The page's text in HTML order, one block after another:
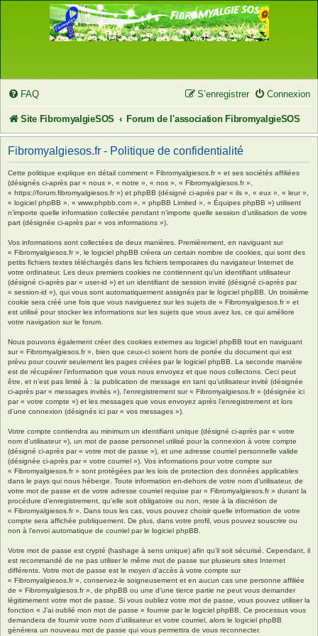
FAQ Connexion
S’enregistrer
Site FibromyalgieSOS Forum de l'association FibromyalgieSOS
Fibromyalgiesos.fr - Politique de confidentialité
Cette politique explique en détail comment « Fibromyalgiesos.fr » et ses sociétés affiliées
(désignés ci-après par « nous », « notre », « nos », « Fibromyalgiesos.fr »,
« https://forum.fibromyalgiesos.fr ») et phpBB (désigné ci-après par « ils », « eux », « leur »,
« logiciel phpBB », « www.phpbb.com », « phpBB Limited », « Équipes phpBB ») utilisent
n’importe quelle information collectée pendant n’importe quelle session d’utilisation de votre
part (désignée ci-après par « vos informations »).
Vos informations sont collectées de deux manières. Premièrement, en naviguant sur
« Fibromyalgiesos.fr », le logiciel phpBB créera un certain nombre de cookies, qui sont des
petits fichiers textes téléchargés dans les fichiers temporaires du navigateur Internet de
votre ordinateur. Les deux premiers cookies ne contiennent qu’un identifiant utilisateur
(désigné ci-après par « user-id ») et un identifiant de session invité (désigné ci-après par
« session-id »), qui vous sont automatiquement assignés par le logiciel phpBB. Un troisième
cookie sera créé une fois que vous naviguerez sur les sujets de « Fibromyalgiesos.fr » et
est utilisé pour stocker les informations sur les sujets que vous avez lus, ce qui améliore
votre navigation sur le forum.
Nous pouvons également créer des cookies externes au logiciel phpBB tout en naviguant
sur « Fibromyalgiesos.fr », bien que ceux-ci soient hors de portée du document qui est
prévu pour couvrir seulement les pages créées par le logiciel phpBB. La seconde manière
est de récupérer l’information que vous nous envoyez et que nous collectons. Ceci peut
être, et n’est pas limité à : la publication de message en tant qu’utilisateur invité (désignée
ci-après par « messages invités »), l’enregistrement sur « Fibromyalgiesos.fr » (désignée ici
par « votre compte ») et les messages que vous envoyez après l’enregistrement et lors
d’une connexion (désignés ici par « vos messages »).
Votre compte contiendra au minimum un identifiant unique (désigné ci-après par « votre
nom d’utilisateur »), un mot de passe personnel utilisé pour la connexion à votre compte
(désigné ci-après par « votre mot de passe »), et une adresse courriel personnelle valide
(désignée ci-après par « votre courriel »). Vos informations pour votre compte sur
« Fibromyalgiesos.fr » sont protégées par les lois de protection des données applicables
dans le pays qui nous héberge. Toute information en-dehors de votre nom d’utilisateur, de
votre mot de passe et de votre adresse courriel requise par « Fibromyalgiesos.fr » durant la
procédure d’enregistrement, qu’elle soit obligatoire ou non, reste à la discrétion de
« Fibromyalgiesos.fr ». Dans tous les cas, vous pouvez choisir quelle information de votre
compte sera affichée publiquement. De plus, dans votre profil, vous pouvez souscrire ou
non à l’envoi automatique de courriel par le logiciel phpBB.
Votre mot de passe est crypté (hashage à sens unique) afin qu’il soit sécurisé. Cependant, il
est recommandé de ne pas utiliser le même mot de passe sur plusieurs sites Internet
différents. Votre mot de passe est le moyen d’accès à votre compte sur
« Fibromyalgiesos.fr », conservez-le soigneusement et en aucun cas une personne affiliée
de « Fibromyalgiesos.fr », de phpBB ou une d’une tierce partie ne peut vous demander
légitimement votre mot de passe. Si vous oubliez votre mot de passe, vous pouvez utiliser la
fonction « J’ai oublié mon mot de passe » fournie par le logiciel phpBB. Ce processus vous
demandera de fournir votre nom d’utilisateur et votre courriel, alors le logiciel phpBB
générera un nouveau mot de passe qui vous permettra de vous reconnecter.